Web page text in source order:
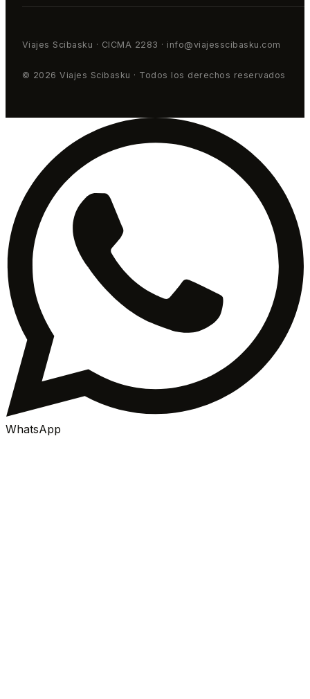
Viajes Scibasku · CICMA 2283 · info@viajesscibasku.com
© 2026 Viajes Scibasku · Todos los derechos reservados
WhatsApp